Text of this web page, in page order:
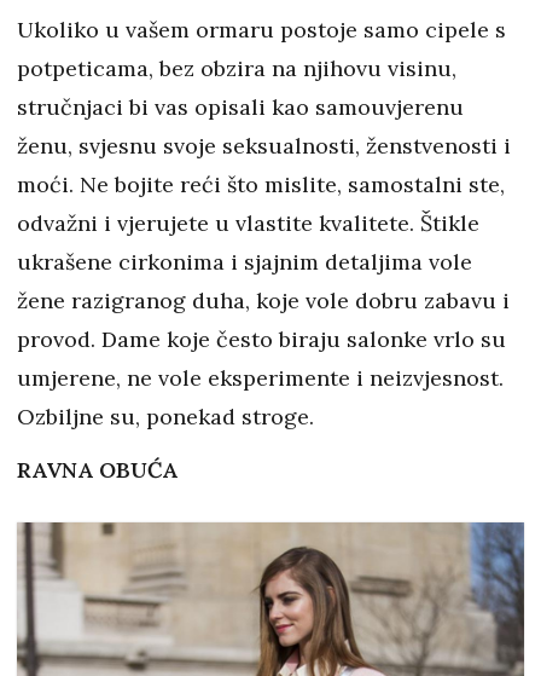
Ukoliko u vašem ormaru postoje samo cipele s
potpeticama, bez obzira na njihovu visinu,
stručnjaci bi vas opisali kao samouvjerenu
ženu, svjesnu svoje seksualnosti, ženstvenosti i
moći. Ne bojite reći što mislite, samostalni ste,
odvažni i vjerujete u vlastite kvalitete. Štikle
ukrašene cirkonima i sjajnim detaljima vole
žene razigranog duha, koje vole dobru zabavu i
provod. Dame koje često biraju salonke vrlo su
umjerene, ne vole eksperimente i neizvjesnost.
Ozbiljne su, ponekad stroge.
RAVNA OBUĆA